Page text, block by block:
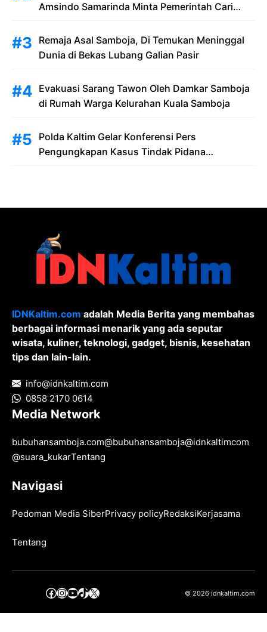
Amsindo Samarinda Minta Pemerintah Cari
Masyarakat Terjebak Banjir
Remaja Asal Samboja, Di Temukan Meninggal
Dunia di Bekas Lubang Galian Pasir
Evakuasi Sarang Tawon Oleh Damkar Samboja
di Rumah Warga Kelurahan Kuala Samboja
Polda Kaltim Gelar Konferensi Pers
Pengungkapan Kasus Tindak Pidana
IDNKaltim.com adalah Media Berita yang membahas
berbagai informasi menarik yang ada seputar
wisata, kuliner, teknologi, gadget, bisnis, kesehatan
tips dan lain-lain.
info@idnkaltim.com
0858 2170 0614
Media Network
bubuhansamboja.com@bubuhansamboja@idnkaltimcom
@suara_kukarTentang
Navigasi
Pedoman Media SiberPrivacy policyRedaksiKerjasama
Tentang
Facebook
Instagram
YouTube
TikTok
X © 2026 idnkaltim.com